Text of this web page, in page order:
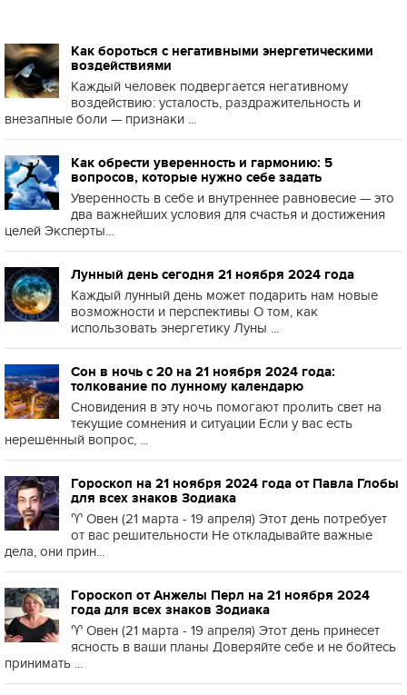
Как бороться с негативными энергетическими
воздействиями
Каждый человек подвергается негативному
воздействию: усталость, раздражительность и
внезапные боли — признаки ...
Как обрести уверенность и гармонию: 5
вопросов, которые нужно себе задать
Уверенность в себе и внутреннее равновесие — это
два важнейших условия для счастья и достижения
целей Эксперты...
Лунный день сегодня 21 ноября 2024 года
Каждый лунный день может подарить нам новые
возможности и перспективы О том, как
использовать энергетику Луны ...
Сон в ночь с 20 на 21 ноября 2024 года:
толкование по лунному календарю
Сновидения в эту ночь помогают пролить свет на
текущие сомнения и ситуации Если у вас есть
нерешённый вопрос, ...
Гороскоп на 21 ноября 2024 года от Павла Глобы
для всех знаков Зодиака
♈️ Овен (21 марта - 19 апреля) Этот день потребует
от вас решительности Не откладывайте важные
дела, они прин...
Гороскоп от Анжелы Перл на 21 ноября 2024
года для всех знаков Зодиака
♈️ Овен (21 марта - 19 апреля) Этот день принесет
ясность в ваши планы Доверяйте себе и не бойтесь
принимать ...